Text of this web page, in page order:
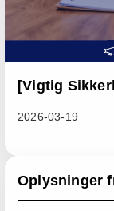
[Vigtig
2026-03-19
Oplysninger